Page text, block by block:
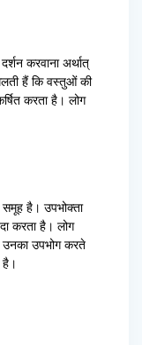
करवाना अर्थात्
हैं कि वस्तुओं की
करता है। लोग
समूह है। उपभोक्ता
करता है। लोग
उनका उपभोग करते
है।